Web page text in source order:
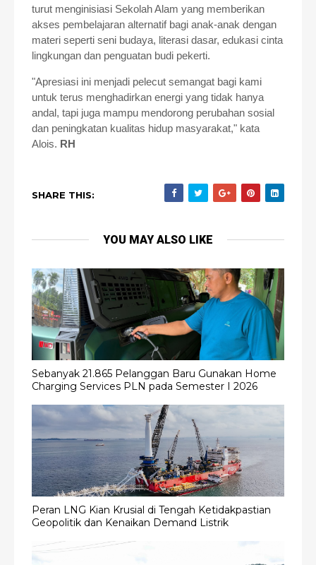
turut menginisiasi Sekolah Alam yang memberikan
akses pembelajaran alternatif bagi anak-anak dengan
materi seperti seni budaya, literasi dasar, edukasi cinta
lingkungan dan penguatan budi pekerti.
"Apresiasi ini menjadi pelecut semangat bagi kami
untuk terus menghadirkan energi yang tidak hanya
andal, tapi juga mampu mendorong perubahan sosial
dan peningkatan kualitas hidup masyarakat," kata
Alois. RH
SHARE THIS:
YOU MAY ALSO LIKE
Sebanyak 21.865 Pelanggan Baru Gunakan Home
Charging Services PLN pada Semester I 2026
Peran LNG Kian Krusial di Tengah Ketidakpastian
Geopolitik dan Kenaikan Demand Listrik